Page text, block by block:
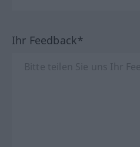
Ihr Feedback*